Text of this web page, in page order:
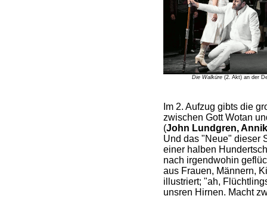
Die Walküre(2. Akt) an der
Im 2. Aufzug gibts die
zwischen Gott Wotan
(John Lundgren,
Und das "Neue" dieser
einer halben
nach irgendwohin
aus Frauen, Männern,
illustriert; "ah,
unsren Hirnen. Macht